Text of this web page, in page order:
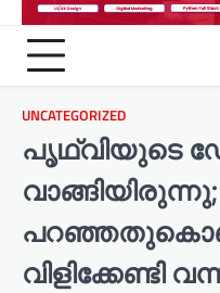
UNCATEGORIZED
പൃഥ്വിയുടെ
വിളിക്കേണ്ടി